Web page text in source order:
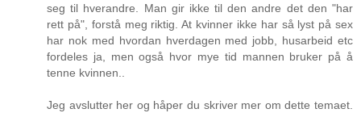
seg til hverandre. Man gir ikke til den andre det den "har
rett på", forstå meg riktig. At kvinner ikke har så lyst på sex
har nok med hvordan hverdagen med jobb, husarbeid etc
fordeles ja, men også hvor mye tid mannen bruker på å
tenne kvinnen..
Jeg avslutter her og håper du skriver mer om dette temaet.